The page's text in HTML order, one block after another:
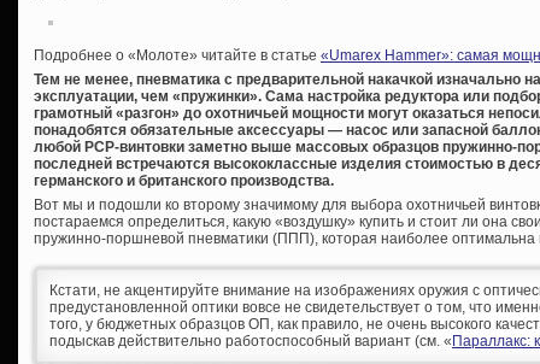
Подробнее о «Молоте» читайте в статье «Umarex Hammer»: самая
Тем не менее, пневматика с предварительной накачкой изначально
эксплуатации, чем «пружинки». Сама настройка редуктора или
грамотный «разгон» до охотничьей мощности могут оказаться
понадобятся обязательные аксессуары — насос или запасной
любой PCP-винтовки заметно выше массовых образцов пружинно-
последней встречаются высококлассные изделия стоимостью в
германского и британского производства.
Вот мы и подошли ко второму значимому для выбора охотничьей
постараемся определиться, какую «воздушку» купить и стоит ли она
пружинно-поршневой пневматики (ППП), которая наиболее
Кстати, не акцентируйте внимание на изображениях оружия с
предустановленной оптики вовсе не свидетельствует о том, что
того, у бюджетных образцов ОП, как правило, не очень высокого
подыскав действительно работоспособный вариант (см. «Параллакс: